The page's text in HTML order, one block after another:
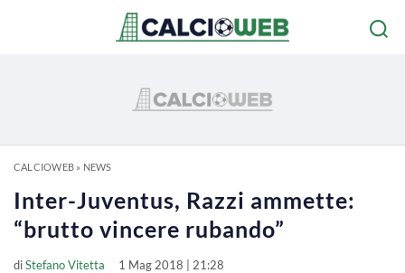
CALCIOWEB» NEWS
Inter-Juventus, Razzi ammette:
“brutto vincere rubando”
diStefano Vitetta 1 Mag 2018 | 21:28